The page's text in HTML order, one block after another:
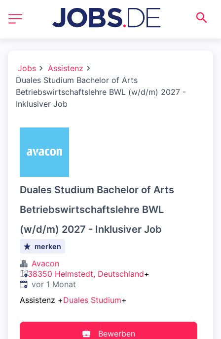
Jobs
Assistenz
Duales Studium Bachelor of Arts
Betriebswirtschaftslehre BWL (w/d/m) 2027 -
Inklusiver Job
Duales Studium Bachelor of Arts
Betriebswirtschaftslehre BWL
(w/d/m) 2027 - Inklusiver Job
merken
Avacon
38350 Helmstedt, Deutschland+
Veröffentlicht:
vor 1 Monat
Assistenz +Duales Studium+
Bewerben